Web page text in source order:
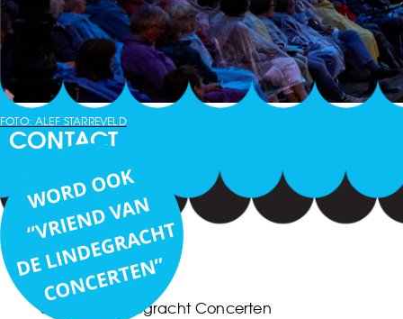
FOTO: ALEF STARREVELD
CONTACT
Contact Algemeen:
Postadres:
Stichting Lindegracht Concerten